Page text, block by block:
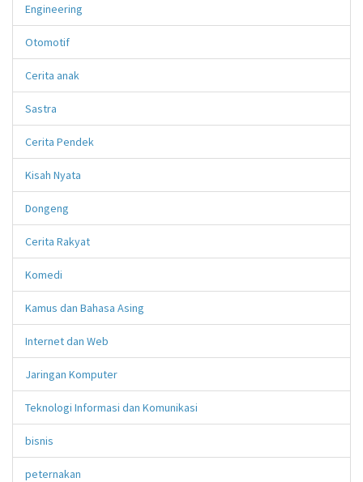
Engineering
Otomotif
Cerita anak
Sastra
Cerita Pendek
Kisah Nyata
Dongeng
Cerita Rakyat
Komedi
Kamus dan Bahasa Asing
Internet dan Web
Jaringan Komputer
Teknologi Informasi dan Komunikasi
bisnis
peternakan